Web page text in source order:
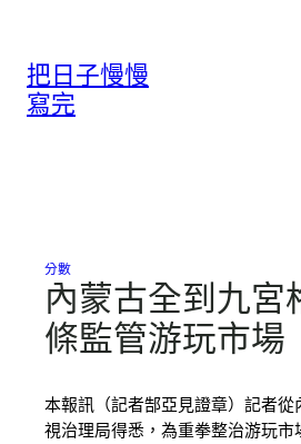
把日子慢慢
寫完
分數
內蒙古全到九宮
條監管游玩市場
本報訊（記者郜亞見證章）記者
視治理局得悉，為重拳整治游玩